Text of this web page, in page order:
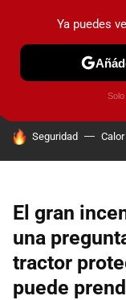
PRUEBAS
HOY SE HABLA DE
Seguridad Calor
El gran
una
tractor
puede
Ya puedes